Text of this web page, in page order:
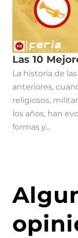
Las 10
La historia de
anteriores,
religiosos,
los años, han
formas y…